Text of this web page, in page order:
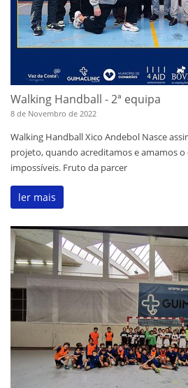
Walking Handball - 2ª equipa
8 de Novembro de 2022
Walking Handball Xico Andebol Nasce
projeto, quando acreditamos e amamos o
impossíveis. Fruto da parcer
ler mais